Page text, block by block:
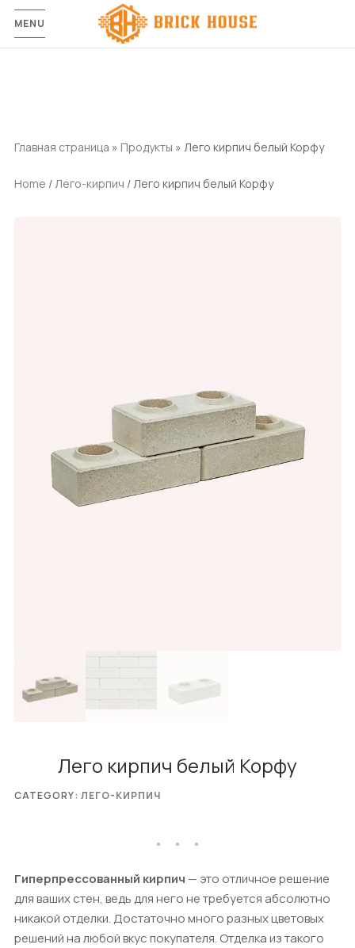
MENU
Главная страница » Продукты » Лего кирпич белый Корфу
Home /Лего-кирпич / Лего кирпич белый Корфу
Лего кирпич белый Корфу
Гиперпрессованный кирпич — это отличное решение
для ваших стен, ведь для него не требуется абсолютно
никакой отделки. Достаточно много разных цветовых
решений на любой вкус покупателя. Отделка из такого
CATEGORY: ЛЕГО-КИРПИЧ